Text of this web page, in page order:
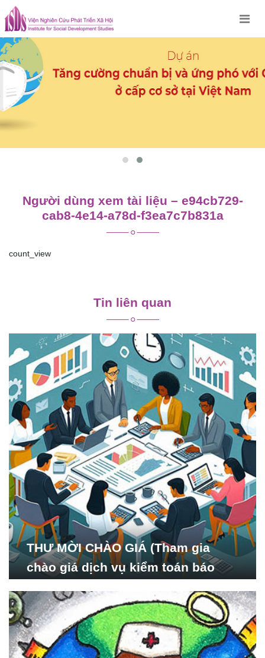
Skip
to
content
Người dùng xem tài liệu – e94cb729-
cab8-4e14-a78d-f3ea7c7b831a
count_view
viết
Tin liên quan
THƯ MỜI CHÀO GIÁ (Tham gia
chào giá dịch vụ kiểm toán báo
Nghiên cứu Phát triển Xã
hội_ISDS)